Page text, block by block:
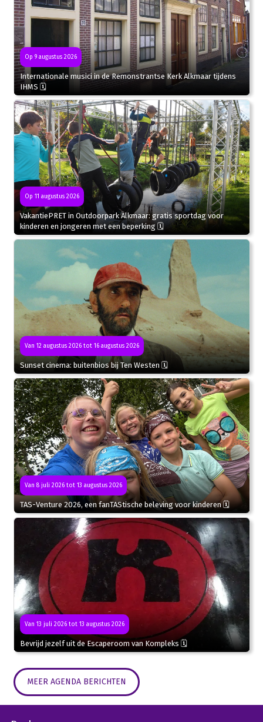
Op 9 augustus 2026
Internationale musici in de Remonstrantse Kerk Alkmaar tijdens
IHMS 🗓
Op 11 augustus 2026
VakantiePRET in Outdoorpark Alkmaar: gratis sportdag voor
kinderen en jongeren met een beperking 🗓
Van 12 augustus 2026 tot 16 augustus 2026
Sunset cinema: buitenbios bij Ten Westen 🗓
Van 8 juli 2026 tot 13 augustus 2026
TAS-Venture 2026, een fanTAStische beleving voor kinderen 🗓
Van 13 juli 2026 tot 13 augustus 2026
Bevrijd jezelf uit de Escaperoom van Kompleks 🗓
MEER AGENDA BERICHTEN